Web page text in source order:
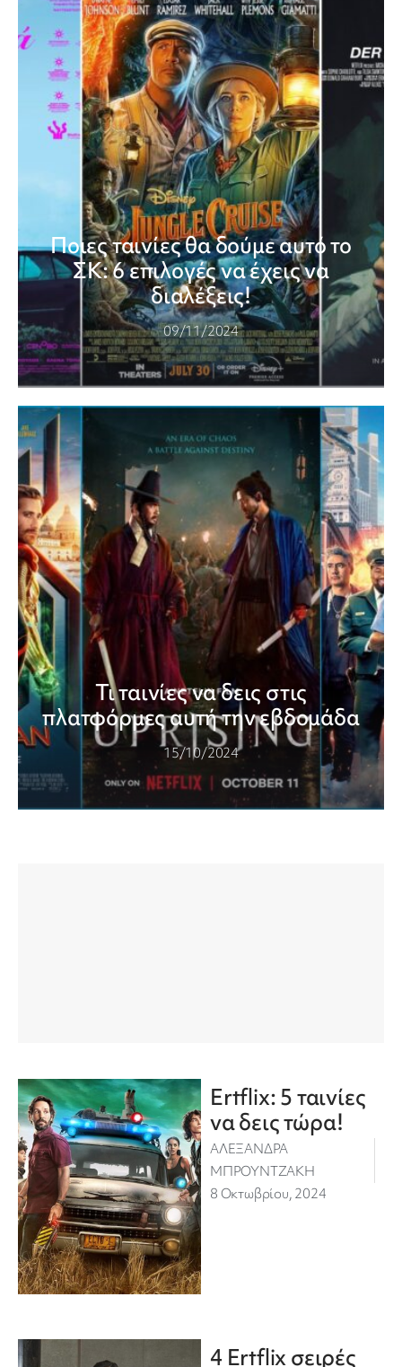
Ποιες ταινίες θα δούμε αυτό το
ΣΚ: 6 επιλογές να έχεις να
διαλέξεις!
09/11/2024
Τι ταινίες να δεις στις
πλατφόρμες αυτή την εβδομάδα
15/10/2024
Ertflix: 5 ταινίες
να δεις τώρα!
ΑΛΕΞΑΝΔΡΑ
ΜΠΡΟΥΝΤΖΑΚΗ
8 Οκτωβρίου, 2024
4 Ertflix σειρές